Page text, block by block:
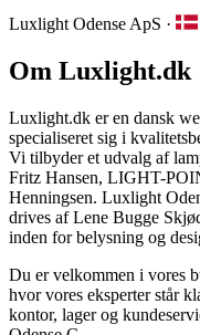
Luxlight Odense ApS ·
Om Luxlight.dk
Luxlight.dk er en dansk
specialiseret sig i
Vi tilbyder et udvalg af
Fritz Hansen, LIGHT-
Henningsen. Luxlight
drives af Lene Bugge
inden for belysning og
Du er velkommen i vores
hvor vores eksperter står
kontor, lager og